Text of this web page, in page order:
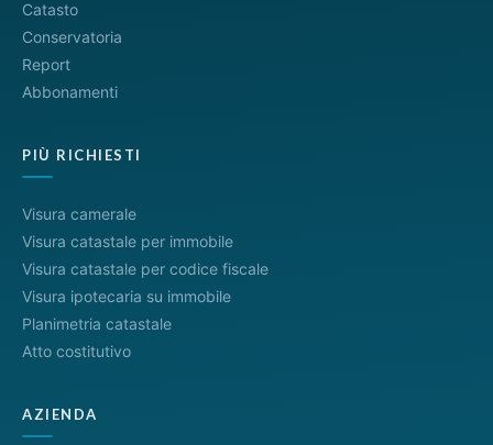
Catasto
Conservatoria
Report
Abbonamenti
PIÙ RICHIESTI
Visura camerale
Visura catastale per immobile
Visura catastale per codice fiscale
Visura ipotecaria su immobile
Planimetria catastale
Atto costitutivo
AZIENDA